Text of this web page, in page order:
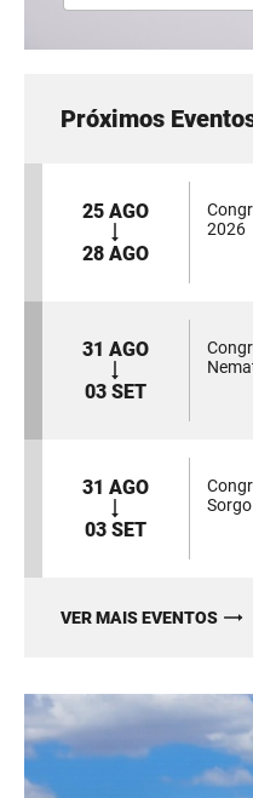
Próximos
25 AGO
28 AGO
2026
31 AGO
03 SET
31 AGO
03 SET
VER MAIS EVENTOS